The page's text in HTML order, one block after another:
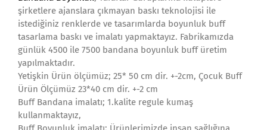
şirketlere ajanslara çıkmayan baskı teknolojisi ile
istediğiniz renklerde ve tasarımlarda boyunluk buff
tasarlama baskı ve imalatı yapmaktayız. Fabrikamızda
günlük 4500 ile 7500 bandana boyunluk buff üretim
yapılmaktadır.
Yetişkin Ürün ölçümüz; 25* 50 cm dir. +-2cm, Çocuk Buff
Ürün Ölçümüz 23*40 cm dir. +-2 cm
Buff Bandana imalatı; 1.kalite regule kumaş
kullanmaktayız,